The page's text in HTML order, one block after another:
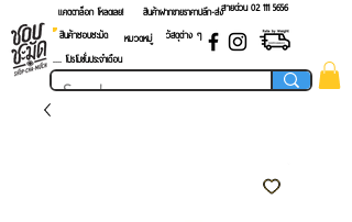
แคตตาล็อก โหลดเลย! สายด่วน 02 ​111 5656
สินค้าฝากขายราคาปลีก-ส่ง
สินค้าชอบชะมัด
หมวดหมู่
วัสดุต่าง ๆ
.... โปรโมชั่นประจำเดือน